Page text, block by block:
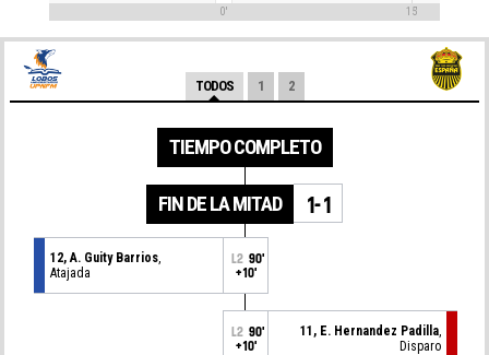
0' 15'
TODOS 1 2
TIEMPO COMPLETO
FIN DE LA MITAD 1-1
12, A. Guity Barrios,
Atajada
L2 90'
+10'
L2 90'
+10'
11, E. Hernandez Padilla,
Disparo